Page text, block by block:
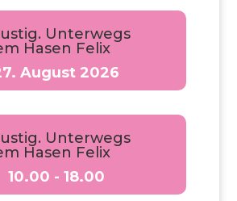
Unterwegs
Hasen Felix
August 2026
Unterwegs
Hasen Felix
10.00 - 18.00